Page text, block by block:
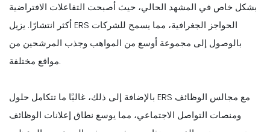
بشكل خاص في المشهد الحالي، حيث أصبحت التفاعلات الافتراضية
أكثر انتشارًا. يزيل ERS الحواجز الجغرافية، مما يسمح للشركات
بالوصول إلى مجموعة أوسع من المواهب وجذب المرشحين من
مواقع مختلفة.
بالإضافة إلى ذلك، غالبًا ما تتكامل حلول ERS مع مجالس الوظائف
ومنصات التواصل الاجتماعي، مما يوسع نطاق إعلانات الوظائف